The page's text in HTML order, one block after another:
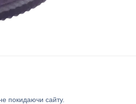
покидаючи сайту.